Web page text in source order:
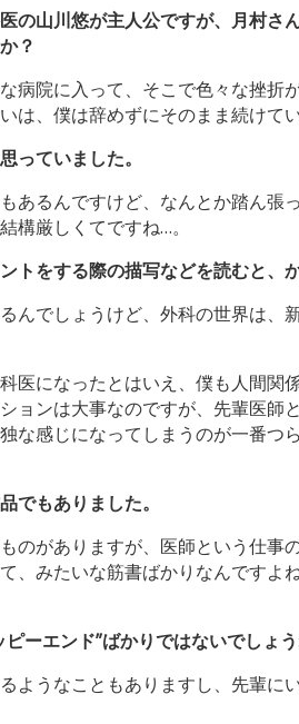
山川悠が主人公ですが、月村さ
？
病院に入って、そこで色々な挫
、僕は辞めずにそのまま続けてい
ていました。
あるんですけど、なんとか踏ん
構厳しくてですね…。
をする際の描写などを読むと、
んでしょうけど、外科の世界は
医になったとはいえ、僕も人間
ョンは大事なのですが、先輩医
な感じになってしまうのが一番
もありました。
のがありますが、医師という仕
、みたいな筋書ばかりなんです
エンド”ばかりではないでしょう
ようなこともありますし、先輩